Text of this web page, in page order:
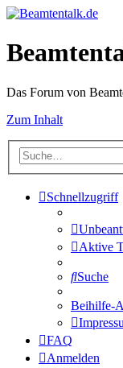
Das Forum von
Zum Inhalt
Schnellzugriff
Aktive
Suche
Beihilfe-
FAQ
Anmelden